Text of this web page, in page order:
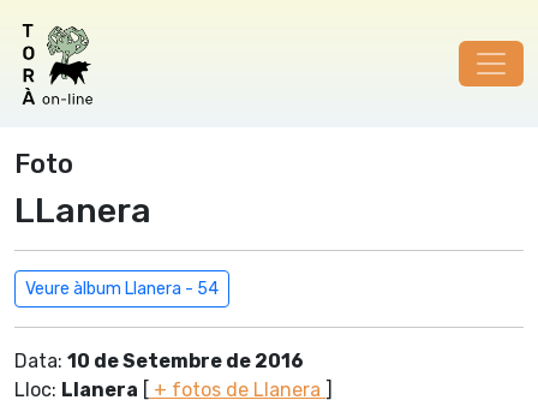
Foto
LLanera
Veure àlbum Llanera - 54
Data: 10 de Setembre de 2016
Lloc: Llanera [ + fotos de Llanera ]